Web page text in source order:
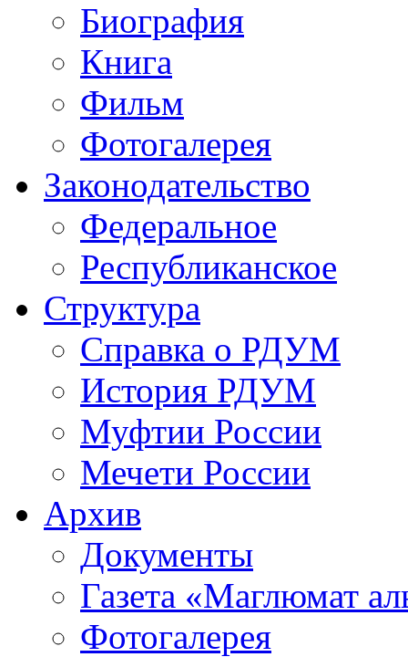
Биография
Книга
Фильм
Фотогалерея
Законодательство
Федеральное
Республиканское
Структура
Справка о РДУМ
История РДУМ
Муфтии России
Мечети России
Архив
Документы
Газета «Маглюмат
Фотогалерея